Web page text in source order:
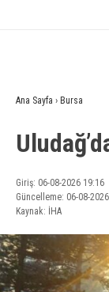
Ana Sayfa › Bursa
Giriş: 06-08-2026 19:16
Güncelleme: 06-08-
Kaynak: İHA